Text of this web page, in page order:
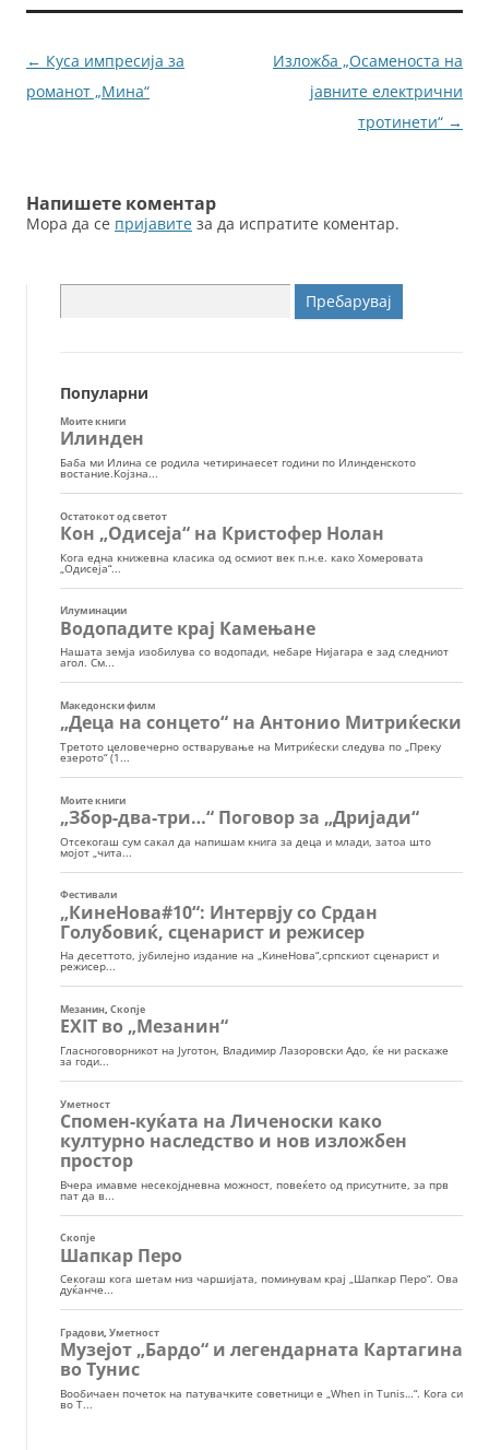
b
o
o
n
Навигација
за
← Куса импресија за
романот „Мина“
Изложба „Осаменоста на
јавните електрични
тротинети“ →
Напишете коментар
Мора да се пријавите за да испратите коментар.
за:
Популарни